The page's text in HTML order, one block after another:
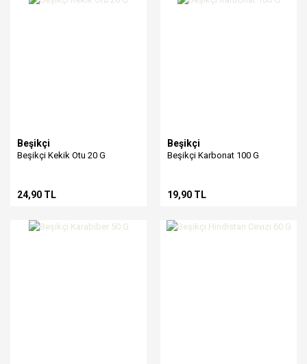
Beşikçi
Beşikçi Kekik Otu 20 G
24,90 TL
Beşikçi
Beşikçi Karbonat 100 G
19,90 TL